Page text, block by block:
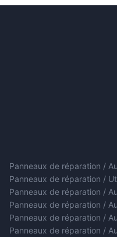
Panneaux de réparation /
Panneaux de réparation /
Panneaux de réparation /
Panneaux de réparation /
Panneaux de réparation /
Panneaux de réparation /